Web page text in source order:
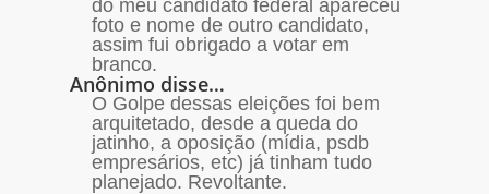
do meu candidato federal apareceu
foto e nome de outro candidato,
assim fui obrigado a votar em
branco.
Anônimo disse…
O Golpe dessas eleições foi bem
arquitetado, desde a queda do
jatinho, a oposição (mídia, psdb
empresários, etc) já tinham tudo
planejado. Revoltante.